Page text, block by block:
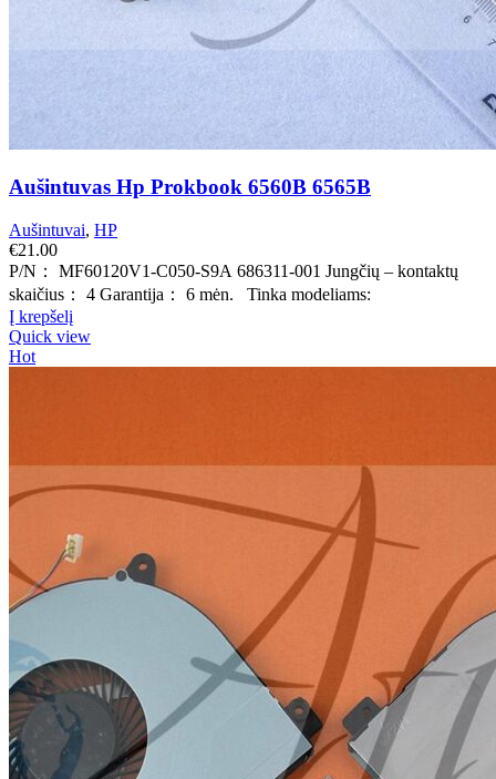
Aušintuvas Hp Prokbook 6560B 6565B
Aušintuvai, HP
€21.00
P/N： MF60120V1-C050-S9A 686311-001 Jungčių – kontaktų
skaičius： 4 Garantija： 6 mėn. Tinka modeliams:
Į krepšelį
Quick view
Hot